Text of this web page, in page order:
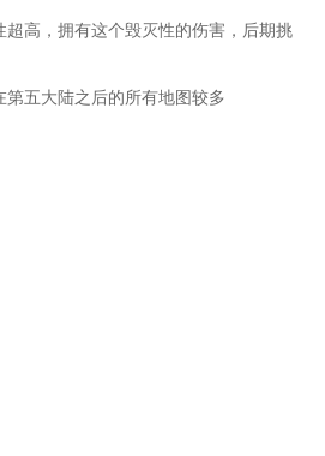
超高，拥有这个毁灭性的伤害，后期挑
第五大陆之后的所有地图较多